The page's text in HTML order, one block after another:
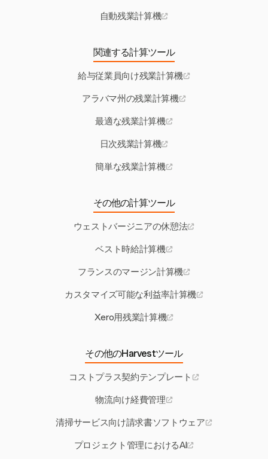
自動残業計算機
関連する計算ツール
給与従業員向け残業計算機
アラバマ州の残業計算機
最適な残業計算機
日次残業計算機
簡単な残業計算機
その他の計算ツール
ウェストバージニアの休憩法
ベスト時給計算機
フランスのマージン計算機
カスタマイズ可能な利益率計算機
Xero用残業計算機
その他のHarvestツール
コストプラス契約テンプレート
物流向け経費管理
清掃サービス向け請求書ソフトウェア
プロジェクト管理におけるAI